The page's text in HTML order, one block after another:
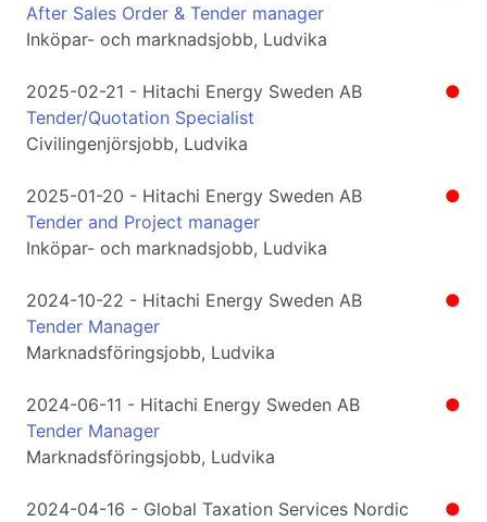
After Sales Order & Tender manager
Inköpar- och marknadsjobb, Ludvika
●
2025-02-21 - Hitachi Energy Sweden AB
Tender/Quotation Specialist
Civilingenjörsjobb, Ludvika
●
2025-01-20 - Hitachi Energy Sweden AB
Tender and Project manager
Inköpar- och marknadsjobb, Ludvika
●
2024-10-22 - Hitachi Energy Sweden AB
Tender Manager
Marknadsföringsjobb, Ludvika
●
2024-06-11 - Hitachi Energy Sweden AB
Tender Manager
Marknadsföringsjobb, Ludvika
●
2024-04-16 - Global Taxation Services Nordic